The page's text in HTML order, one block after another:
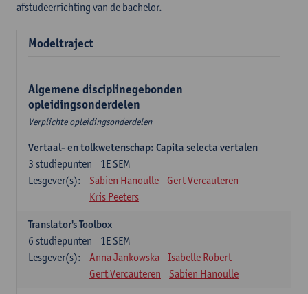
afstudeerrichting van de bachelor.
Modeltraject
Algemene disciplinegebonden
opleidingsonderdelen
Verplichte opleidingsonderdelen
Vertaal- en tolkwetenschap: Capita selecta vertalen
1E SEM
3 studiepunten
Lesgever(s):
Sabien Hanoulle
Gert Vercauteren
Kris Peeters
Translator's Toolbox
1E SEM
6 studiepunten
Lesgever(s):
Anna Jankowska
Isabelle Robert
Gert Vercauteren
Sabien Hanoulle